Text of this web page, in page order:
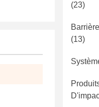
(23)
(13)